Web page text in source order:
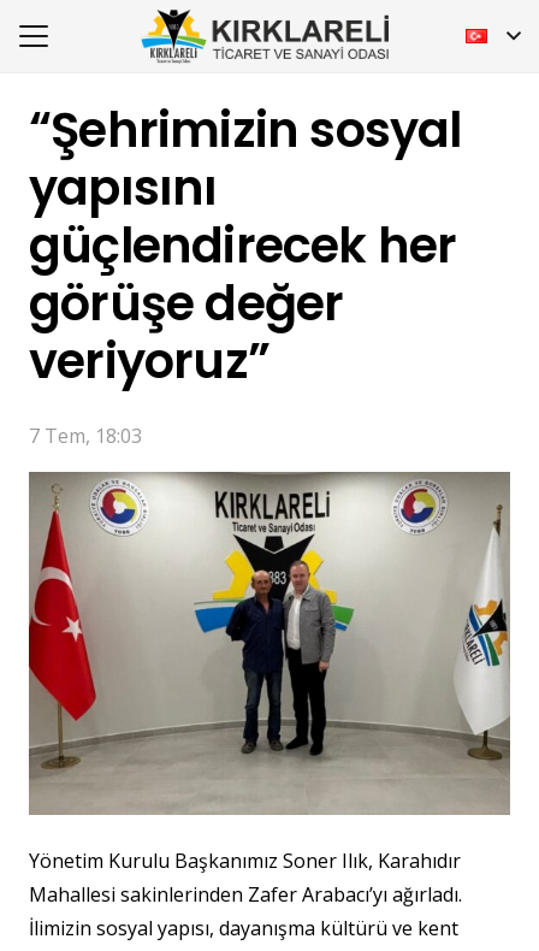
“Şehrimizin sosyal
yapısını
güçlendirecek her
görüşe değer
veriyoruz”
7 Tem, 18:03
Yönetim Kurulu Başkanımız Soner Ilık, Karahıdır
Mahallesi sakinlerinden Zafer Arabacı’yı ağırladı.
İlimizin sosyal yapısı, dayanışma kültürü ve kent